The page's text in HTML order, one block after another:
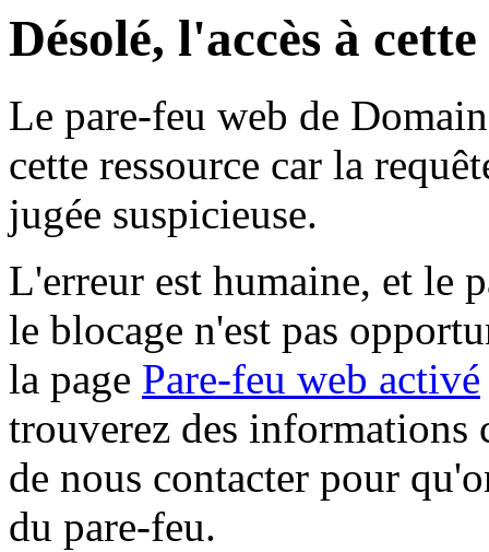
Désolé, l'accès à
Le pare-feu web de
cette ressource car la
jugée suspicieuse.
L'erreur est humaine, et le
le blocage n'est pas
la page Pare-feu web activé
trouverez des informations
de nous contacter pour
du pare-feu.